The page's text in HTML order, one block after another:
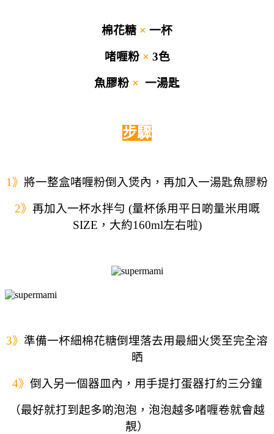
棉花糖 × 一杯
啫喱粉 × 3色
魚膠粉 × 一湯匙
步驟
1》 將一整盒啫喱粉倒入煲內，再加入一湯匙魚膠粉
2》 再加入一杯水拌勻 (量杯係用平日啲量米用嘅
SIZE，大約160ml左右啦)
3》 準備一杯細棉花糖倒埋落去用最細火煲至完全溶
晒
4》 倒入另一個器皿內，用手提打蛋器打約三分鐘
（最好就打到起多啲泡泡，泡泡越多啫喱卷就會越
靚）